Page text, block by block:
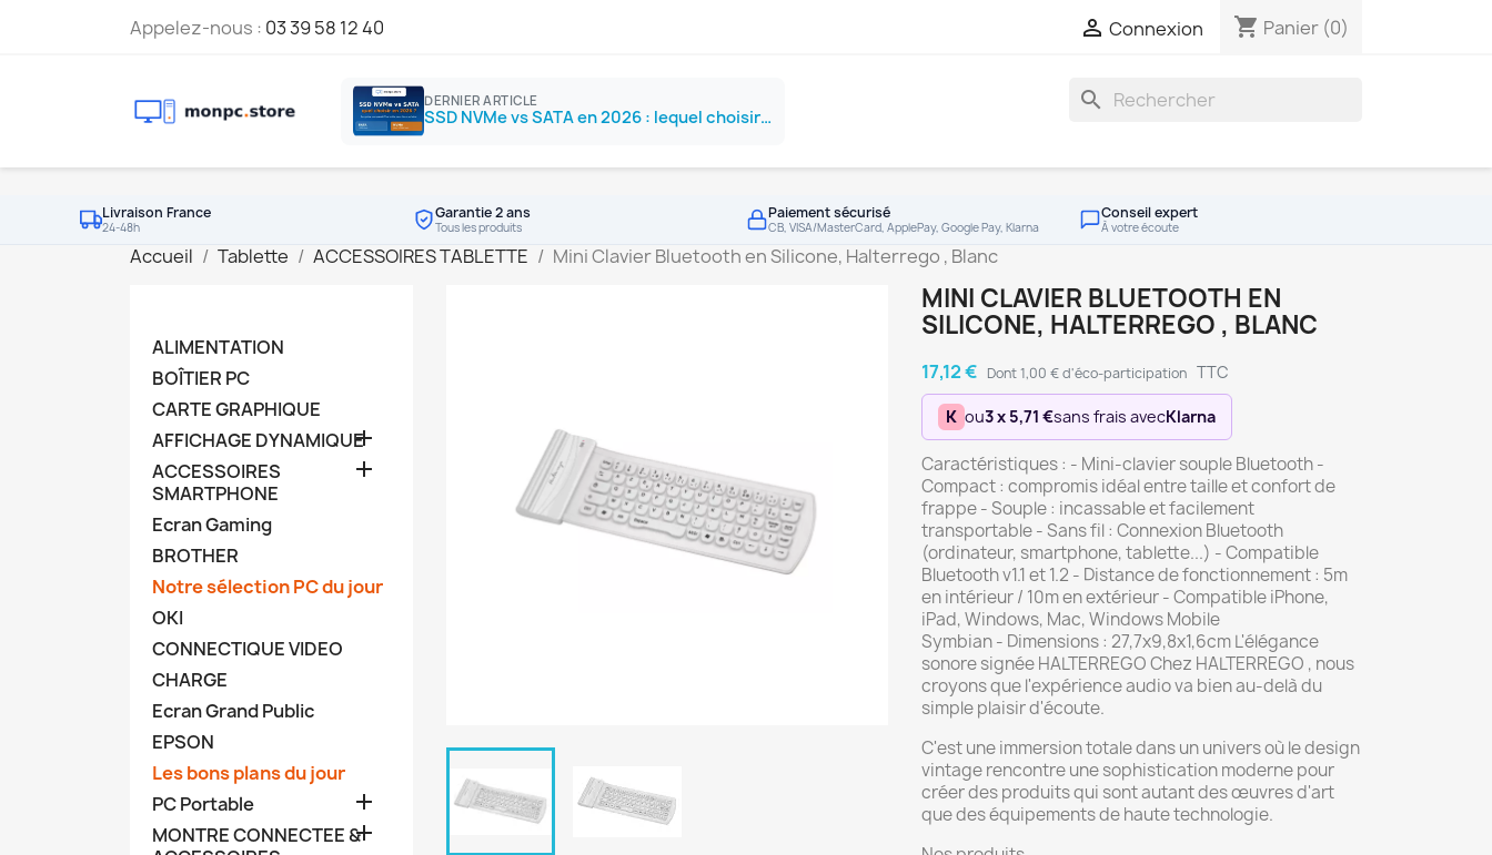
Appelez-nous : 03 39 58 12 40  Connexion shopping_cart Panier (0)
DERNIER ARTICLE
SSD NVMe vs SATA en 2026 : lequel choisir ?
search
Livraison France
24-48h
Garantie 2 ans
Tous les produits
Paiement sécurisé
CB, VISA/MasterCard, ApplePay, Google Pay, Klarna
Conseil expert
À votre écoute
Accueil Tablette ACCESSOIRES TABLETTE Mini Clavier Bluetooth en Silicone, Halterrego , Blanc
ALIMENTATION
BOÎTIER PC
CARTE GRAPHIQUE
AFFICHAGE DYNAMIQUE

ACCESSOIRES
SMARTPHONE

Ecran Gaming
BROTHER
Notre sélection PC du jour
OKI
CONNECTIQUE VIDEO
CHARGE
Ecran Grand Public
EPSON
Les bons plans du jour
PC Portable

MONTRE CONNECTEE &
MINI CLAVIER BLUETOOTH EN
SILICONE, HALTERREGO , BLANC
17,12 € Dont 1,00 € d'éco-participation TTC
K ou3 x 5,71 €sans frais avecKlarna
Caractéristiques : - Mini-clavier souple Bluetooth -
Compact : compromis idéal entre taille et confort de
frappe - Souple : incassable et facilement
transportable - Sans fil : Connexion Bluetooth
(ordinateur, smartphone, tablette...) - Compatible
Bluetooth v1.1 et 1.2 - Distance de fonctionnement : 5m
en intérieur / 10m en extérieur - Compatible iPhone,
iPad, Windows, Mac, Windows Mobile
Symbian - Dimensions : 27,7x9,8x1,6cm L'élégance
sonore signée HALTERREGO Chez HALTERREGO , nous
croyons que l'expérience audio va bien au-delà du
simple plaisir d'écoute.
C'est une immersion totale dans un univers où le design
vintage rencontre une sophistication moderne pour
créer des produits qui sont autant des œuvres d'art
que des équipements de haute technologie.